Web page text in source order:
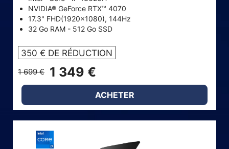
NVIDIA® GeForce RTX™ 4070
17.3" FHD(1920x1080), 144Hz
32 Go RAM - 512 Go SSD
350 € DE RÉDUCTION
1 699 € 1 349 €
ACHETER